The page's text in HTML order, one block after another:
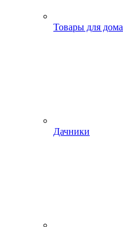
Товары для дома
Дачники